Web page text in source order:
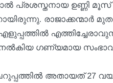
പ്രശസ്തനായ ഉണ്ണി
രാജാക്കന്മാർ
നൽകിയ ഗണ്യമായ
അതായത് 27